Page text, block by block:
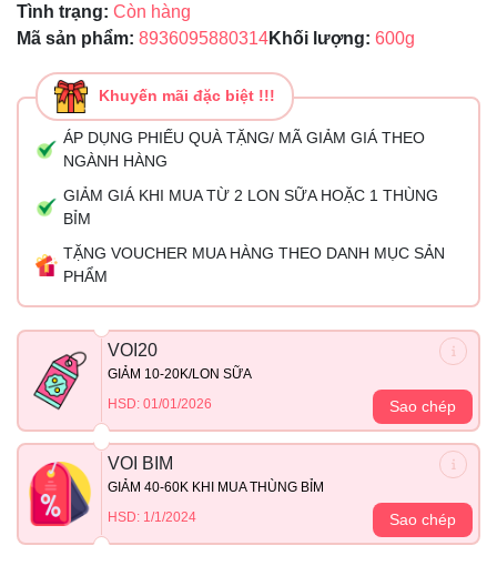
Tình trạng: Còn hàng
Mã sản phẩm: 8936095880314Khối lượng: 600g
Khuyến mãi đặc biệt !!!
ÁP DỤNG PHIẾU QUÀ TẶNG/ MÃ GIẢM GIÁ THEO
NGÀNH HÀNG
GIẢM GIÁ KHI MUA TỪ 2 LON SỮA HOẶC 1 THÙNG
BỈM
TẶNG VOUCHER MUA HÀNG THEO DANH MỤC SẢN
PHẨM
VOI20
GIẢM 10-20K/LON SỮA
HSD: 01/01/2026
Sao chép
VOI BIM
GIẢM 40-60K KHI MUA THÙNG BỈM
HSD: 1/1/2024
Sao chép